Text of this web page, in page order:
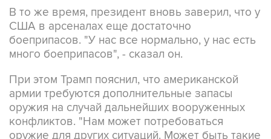
В то же время, президент вновь заверил, что у
США в арсеналах еще достаточно
боеприпасов. "У нас все нормально, у нас есть
много боеприпасов", - сказал он.
При этом Трамп пояснил, что американской
армии требуются дополнительные запасы
оружия на случай дальнейших вооруженных
конфликтов. "Нам может потребоваться
оружие для других ситуаций. Может быть такие